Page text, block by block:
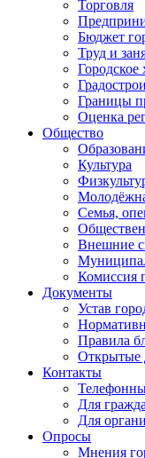
Торговля
Бюджет
Труд и
Городское
Границы
Оценка
Общество
Культура
Семья,
Внешние
Комиссия
Документы
Устав
Правила
Открытые
Контакты
Для
Для
Опросы
Мнения